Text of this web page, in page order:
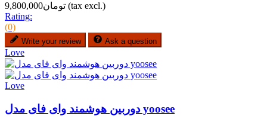
تومان9,800,000 (tax excl.)
Rating:
(0)
Write your review Ask a question
Love
Love
دوربین هوشمند وای فای مدل yoosee